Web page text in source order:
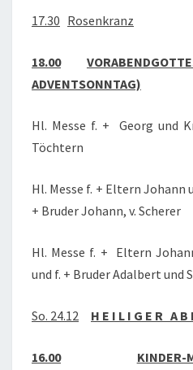
17.30 Rosenkranz
18.00
ADVENTSONNTAG)
Hl. Messe f. + Georg und
Töchtern
Hl. Messe f. + Eltern Johann
+ Bruder Johann, v. Scherer
Hl. Messe f. + Eltern
und f. + Bruder Adalbert und
So. 24.12 H E I L I G E R A B
16.00